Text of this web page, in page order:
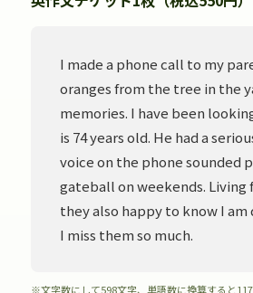
I made a phone call to my
oranges from the tree in the
memories. I have been
is 74 years old. He had a
voice on the phone sounded
gateball on weekends. Living
they also happy to know I
I miss them so much.
※文字数にして598文字、単語数に換算すると